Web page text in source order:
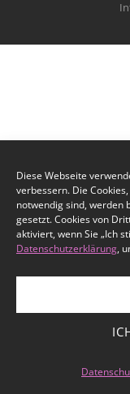
Diese Webseite
verbessern. Die
notwendig sind, werden
gesetzt. Cookies von
aktiviert, wenn Sie „Ich
Datenschutzerklärung,